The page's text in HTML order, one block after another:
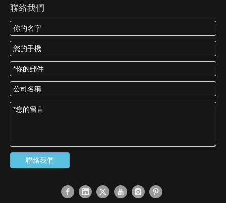
聯絡我們
聯絡我們